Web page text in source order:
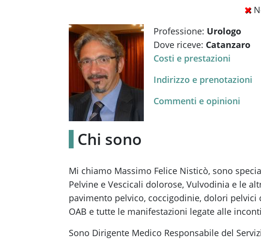
Professione: Urologo
Dove riceve: Catanzaro
Costi e prestazioni
Indirizzo e prenotazioni
Commenti e opinioni
Chi sono
Mi chiamo Massimo Felice Nisticò, sono
Pelvine e Vescicali dolorose, Vulvodinia e le
pavimento pelvico, coccigodinie, dolori
OAB e tutte le manifestazioni legate alle
Sono Dirigente Medico Responsabile del